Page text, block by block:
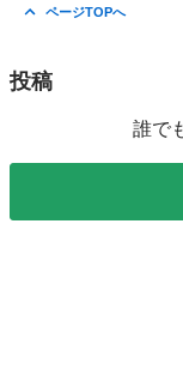
ページTOPへ
投稿
誰で